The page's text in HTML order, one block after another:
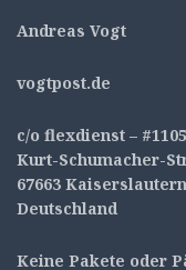
Andreas Vogt
vogtpost.de
c/o flexdienst –
Kurt-Schumacher-
67663 Kaiserslautern
Deutschland
Keine Pakete oder